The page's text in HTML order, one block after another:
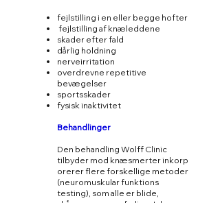
fejlstilling i en eller begge hofter
​ ​fejlstilling af knæleddene
skader efter fald
dårlig holdning
nerveirritation
overdrevne repetitive
bevægelser
sportsskader
fysisk inaktivitet
Behandlinger
Den behandling Wolff Clinic
tilbyder mod knæsmerter inkorp
orerer flere forskellige metoder
(neuromuskular funktions
testing), som alle er blide,